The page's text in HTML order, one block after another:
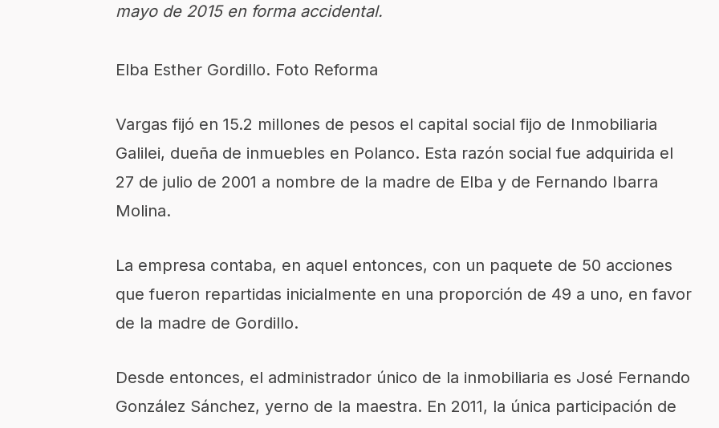
mayo de 2015 en forma accidental.
Elba Esther Gordillo. Foto Reforma
Vargas fijó en 15.2 millones de pesos el capital social fijo de Inmobiliaria
Galilei, dueña de inmuebles en Polanco. Esta razón social fue adquirida el
27 de julio de 2001 a nombre de la madre de Elba y de Fernando Ibarra
Molina.
La empresa contaba, en aquel entonces, con un paquete de 50 acciones
que fueron repartidas inicialmente en una proporción de 49 a uno, en favor
de la madre de Gordillo.
Desde entonces, el administrador único de la inmobiliaria es José Fernando
González Sánchez, yerno de la maestra. En 2011, la única participación de